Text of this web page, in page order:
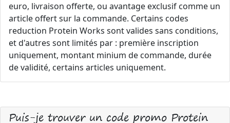
euro, livraison offerte, ou avantage exclusif comme un
article offert sur la commande. Certains codes
reduction Protein Works sont valides sans conditions,
et d'autres sont limités par : première inscription
uniquement, montant minium de commande, durée
de validité, certains articles uniquement.
Puis-je trouver un code promo Protein